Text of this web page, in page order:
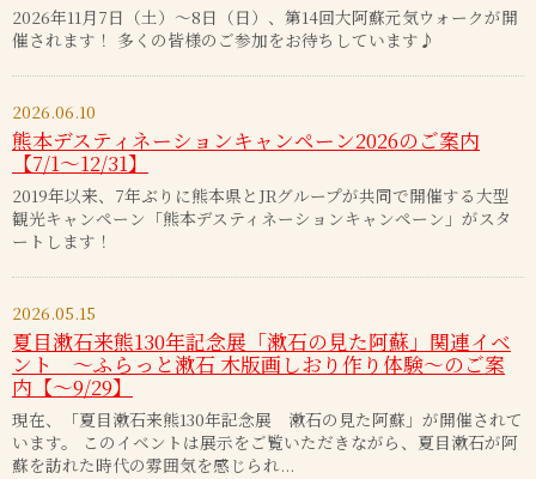
2026年11月7日（土）～8日（日）、第14回大阿蘇元気ウォークが開
催されます！ 多くの皆様のご参加をお待ちしています♪
2026.06.10
熊本デスティネーションキャンペーン2026のご案内
【7/1～12/31】
2019年以来、7年ぶりに熊本県とJRグループが共同で開催する大型
観光キャンペーン「熊本デスティネーションキャンペーン」がスタ
ートします！
2026.05.15
夏目漱石来熊130年記念展「漱石の見た阿蘇」関連イベ
ント ～ふらっと漱石 木版画しおり作り体験～のご案
内【～9/29】
現在、「夏目漱石来熊130年記念展 漱石の見た阿蘇」が開催されて
います。 このイベントは展示をご覧いただきながら、夏目漱石が阿
蘇を訪れた時代の雰囲気を感じられ...